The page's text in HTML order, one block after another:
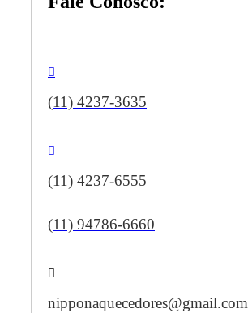
(11) 4237-3635
(11) 4237-6555
(11) 94786-6660
nipponaquecedores@gmail.com